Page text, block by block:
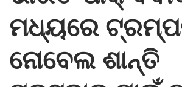
ମଧ୍ୟରେ
ନୋବେଲ ଶାନ୍ତି